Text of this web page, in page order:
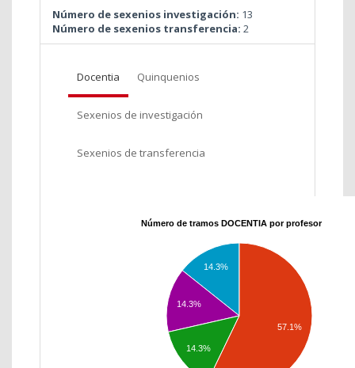
Número de sexenios investigación: 13
Número de sexenios transferencia: 2
Docentia Quinquenios
Sexenios de investigación
Sexenios de transferencia
Número de tramos DOCENTIA por profesor
14.3%
14.3%
14.3%
57.1%